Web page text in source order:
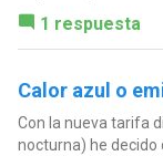
1 respuesta
Calor azul o
Con la nueva tarifa
nocturna) he decido